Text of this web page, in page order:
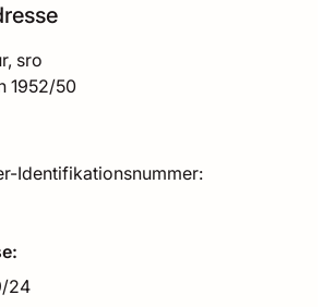
sro
1952/50
Identifikationsnummer:
24